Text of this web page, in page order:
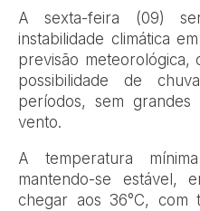
A sexta-feira (09)
instabilidade climática
previsão meteorológica,
possibilidade de
períodos, sem
vento.
A temperatura
mantendo-se estável,
chegar aos 36°C, com